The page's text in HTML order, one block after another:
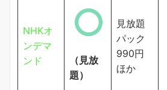
NHKオ
ンデマ
ンド
（見放
題）
見放題
パック
990円
ほか